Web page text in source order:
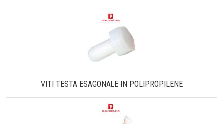
VITI TESTA ESAGONALE IN POLIPROPILENE